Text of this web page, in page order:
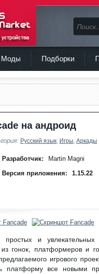
Моды Подборки
на андроид
Русский язык Игры Аркады
Разработчик: Martin Magni
Версия приложения:
1.15.22
и увлекательных
гонок, платформеров и
игрового
платформу все новыми